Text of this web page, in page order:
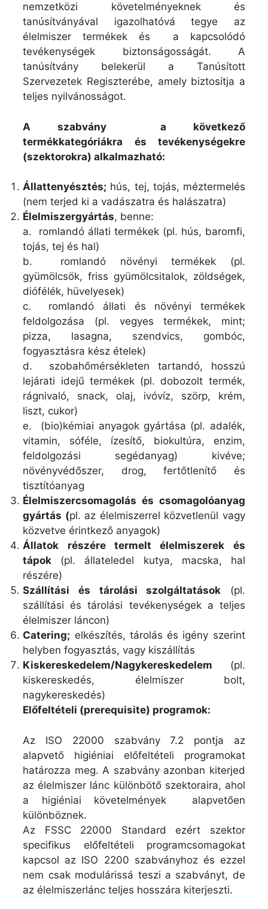
nemzetközi követelményeknek és
tanúsítványával igazolhatóvá tegye az
élelmiszer termékek és a kapcsolódó
tevékenységek biztonságosságát. A
tanúsítvány belekerül a Tanúsított
Szervezetek Regiszterébe, amely biztosítja a
teljes nyilvánosságot.
A szabvány a következő
termékkategóriákra és tevékenységekre
(szektorokra) alkalmazható:
Állattenyésztés; hús, tej, tojás, méztermelés
(nem terjed ki a vadászatra és halászatra)
Élelmiszergyártás, benne:
a. romlandó állati termékek (pl. hús, baromfi,
tojás, tej és hal)
b. romlandó növényi termékek (pl.
gyümölcsök, friss gyümölcsitalok, zöldségek,
diófélék, hüvelyesek)
c. romlandó állati és növényi termékek
feldolgozása (pl. vegyes termékek, mint;
pizza, lasagna, szendvics, gombóc,
fogyasztásra kész ételek)
d. szobahőmérsékleten tartandó, hosszú
lejárati idejű termékek (pl. dobozolt termék,
rágnivaló, snack, olaj, ivóvíz, szörp, krém,
liszt, cukor)
e. (bio)kémiai anyagok gyártása (pl. adalék,
vitamin, sóféle, ízesítő, biokultúra, enzim,
feldolgozási segédanyag) kivéve;
növényvédőszer, drog, fertőtlenítő és
tisztítóanyag
Élelmiszercsomagolás és csomagolóanyag
gyártás (pl. az élelmiszerrel közvetlenül vagy
közvetve érintkező anyagok)
Állatok részére termelt élelmiszerek és
tápok (pl. állateledel kutya, macska, hal
részére)
Szállítási és tárolási szolgáltatások (pl.
szállítási és tárolási tevékenységek a teljes
élelmiszer láncon)
Catering; elkészítés, tárolás és igény szerint
helyben fogyasztás, vagy kiszállítás
Kiskereskedelem/Nagykereskedelem (pl.
kiskereskedés, élelmiszer bolt,
nagykereskedés)
Előfeltételi (prerequisite) programok:
Az ISO 22000 szabvány 7.2 pontja az
alapvető higiéniai előfeltételi programokat
határozza meg. A szabvány azonban kiterjed
az élelmiszer lánc különbötő szektoraira, ahol
a higiéniai követelmények alapvetően
különböznek.
Az FSSC 22000 Standard ezért szektor
specifikus előfeltételi programcsomagokat
kapcsol az ISO 2200 szabványhoz és ezzel
nem csak modulárissá teszi a szabványt, de
az élelmiszerlánc teljes hosszára kiterjeszti.